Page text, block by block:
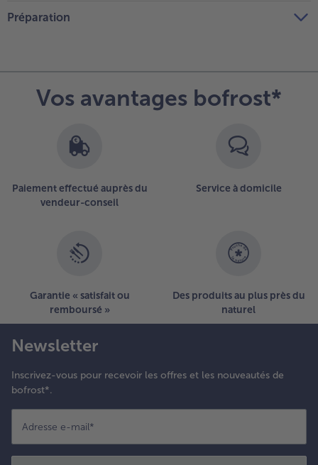
Préparation
Vos avantages bofrost*
Paiement effectué auprès du
vendeur-conseil
Service à domicile
Garantie « satisfait ou
remboursé »
Des produits au plus près du
naturel
Newsletter
Inscrivez-vous pour recevoir les offres et les nouveautés de
bofrost*.
Adresse e-mail*